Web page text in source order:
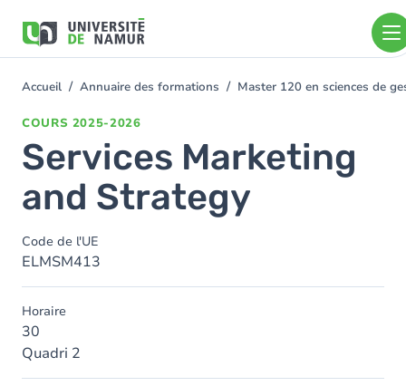
contenu
You
Accueil Annuaire des formations Master 120 en sciences de
COURS 2025-2026
Services Marketing
and Strategy
Code de l'UE
ELMSM413
Horaire
30
Quadri 2